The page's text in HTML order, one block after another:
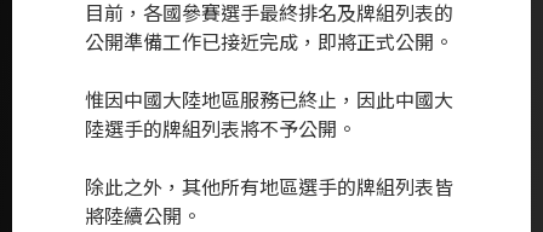
目前，各國參賽選手最終排名及牌組列表的
公開準備工作已接近完成，即將正式公開。
惟因中國大陸地區服務已終止，因此中國大
陸選手的牌組列表將不予公開。
除此之外，其他所有地區選手的牌組列表皆
將陸續公開。